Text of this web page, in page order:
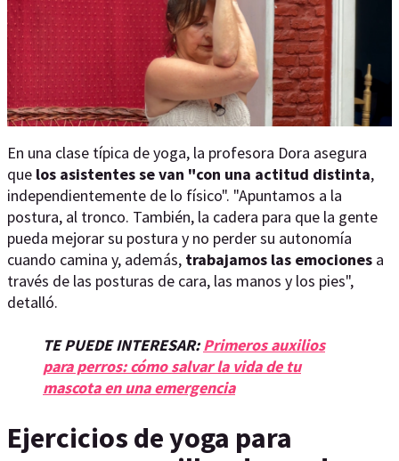
En una clase típica de yoga, la profesora Dora asegura
que los asistentes se van "con una actitud distinta,
independientemente de lo físico". "Apuntamos a la
postura, al tronco. También, la cadera para que la gente
pueda mejorar su postura y no perder su autonomía
cuando camina y, además, trabajamos las emociones a
través de las posturas de cara, las manos y los pies",
detalló.
TE PUEDE INTERESAR:Primeros auxilios
para perros: cómo salvar la vida de tu
mascota en una emergencia
Ejercicios de yoga para